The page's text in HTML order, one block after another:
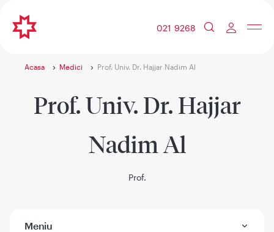
021 9268
Acasa Medici Prof. Univ. Dr. Hajjar Nadim Al
Prof. Univ. Dr. Hajjar
Nadim Al
Prof.
Meniu